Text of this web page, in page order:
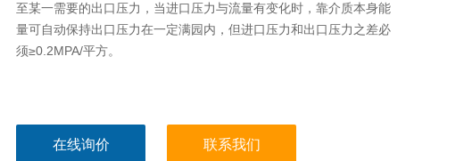
至某一需要的出口压力，当进口压力与流量有变化时，靠介质本身能
量可自动保持出口压力在一定满园内，但进口压力和出口压力之差必
须≥0.2MPA/平方。
在线询价 联系我们